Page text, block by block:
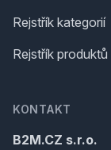
Rejstřík kategorií
Rejstřík produktů
KONTAKT
B2M.CZ s.r.o.